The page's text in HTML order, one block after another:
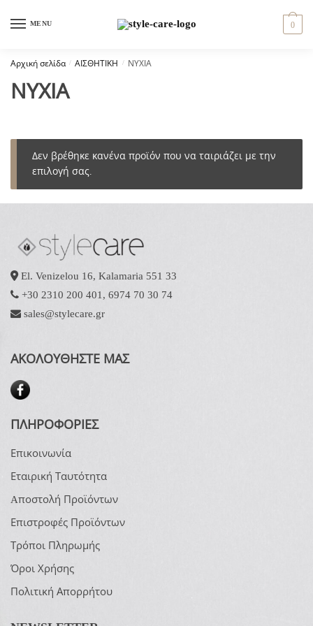
MENU 0
Αρχική σελίδα / ΑΙΣΘΗΤΙΚΗ / ΝΥΧΙΑ
ΝΥΧΙΑ
Δεν βρέθηκε κανένα προϊόν που να ταιριάζει με την
επιλογή σας.
El. Venizelou 16, Kalamaria 551 33
+30 2310 200 401, 6974 70 30 74
sales@stylecare.gr
ΑΚΟΛΟΥΘΗΣΤΕ ΜΑΣ
ΠΛΗΡΟΦΟΡΙΕΣ
Επικοινωνία
Εταιρική Ταυτότητα
Aποστολή Προϊόντων
Επιστροφές Προϊόντων
Τρόποι Πληρωμής
Όροι Χρήσης
Πολιτική Απορρήτου